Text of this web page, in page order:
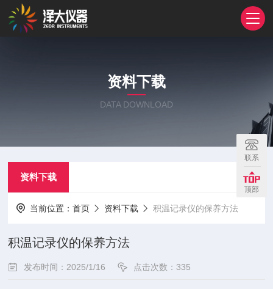
资料下载
DATA DOWNLOAD
资料下载
当前位置：首页 资料下载 积温记录仪的保养方法
积温记录仪的保养方法
发布时间：2025/1/16 点击次数：335
联系
顶部